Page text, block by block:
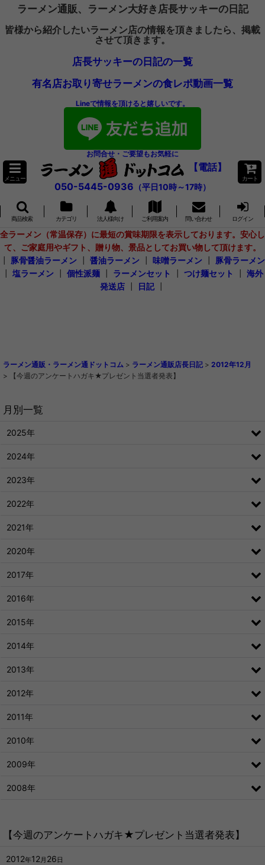
ラーメン通販、ラーメン大好き店長サッキーの日記
皆様から紹介したいラーメン店の情報を頂きましたら、掲載
させて頂きます。
店長サッキーの日記の一覧
有名店お取り寄せラーメンの食レポ動画一覧
Lineで情報を頂けると嬉しいです。
お問合せ・ご要望もお気軽に
メニュー
【電話】
050-5445-0936 （平日10時～17時）
カート
商品検索 カテゴリ 法人様向け ご利用案内 問い合わせ ログイン
全ラーメン（常温保存）に最短の賞味期限を表示しております。安心し
て、ご家庭用やギフト、贈り物、景品としてお買い物して頂けます。
豚骨醤油ラーメン 醤油ラーメン 味噌ラーメン
豚骨ラーメン
塩ラーメン 個性派麺 ラーメンセット つけ麺セット
海外
発送店
日記┃
ラーメン通販・ラーメン通ドットコム > ラーメン通販店長日記 > 2012年12月
>
【今週のアンケートハガキ★プレゼント当選者発表】
【今週のアンケートハガキ★プレゼント当選者発表】
2012年12月 26 日
月別一覧
2025年
2024年
2023年
2022年
2021年
2020年
2017年
2016年
2015年
2014年
2013年
2012年
2011年
2010年
2009年
2008年